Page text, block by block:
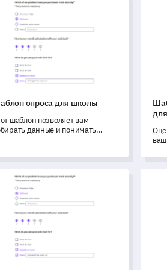
опроса для школы
шаблон позволяет вам
данные и понимать
удовлетворенность
от студентов.
опроса оценки клинического